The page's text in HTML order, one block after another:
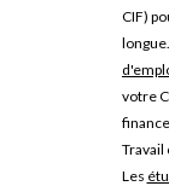
CIF)
votre
Travail
Les